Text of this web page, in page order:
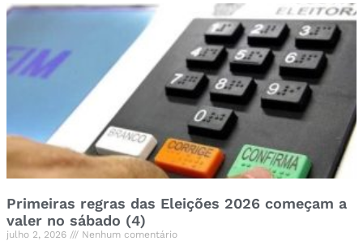
Primeiras regras das Eleições 2026 começam a
valer no sábado (4)
julho 2, 2026 Nenhum comentário